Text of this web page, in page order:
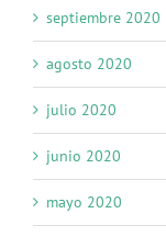
septiembre 2020
agosto 2020
julio 2020
junio 2020
mayo 2020